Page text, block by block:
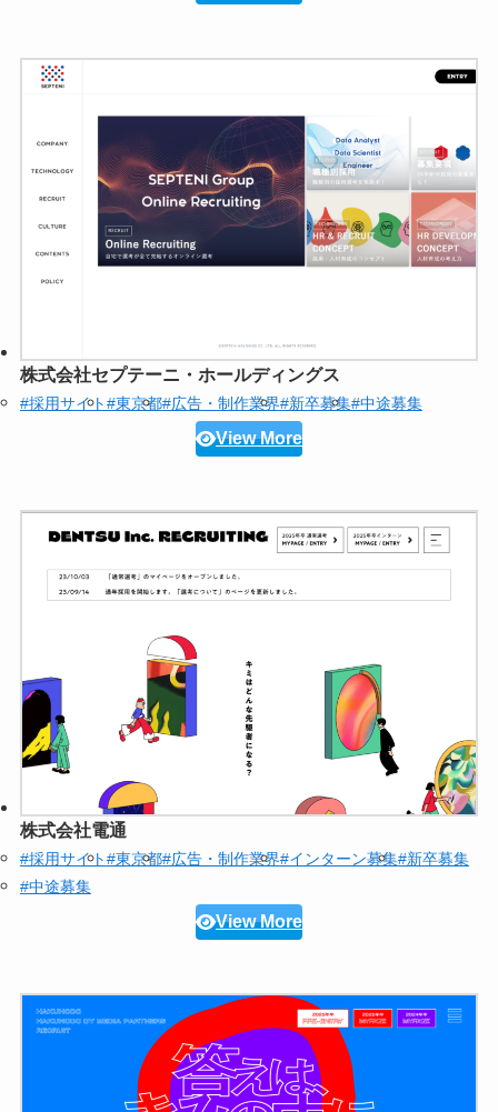
株式会社セプテーニ・ホールディングス
#採用サイト#東京都#広告・制作業界#新卒募集#中途募集
View More
株式会社電通
#採用サイト#東京都#広告・制作業界#インターン募集#新卒募集
#中途募集
View More